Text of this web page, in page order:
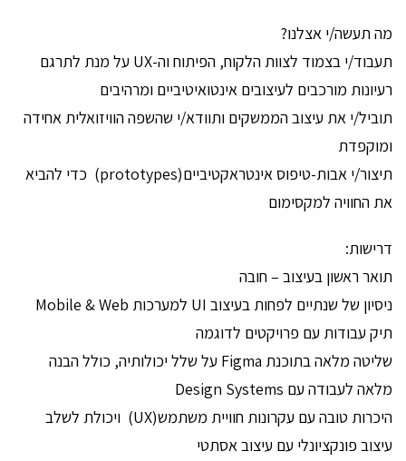
מה תעשה/י אצלנו?
תעבוד/י בצמוד לצוות הלקוח, הפיתוח וה-UX על מנת לתרגם
רעיונות מורכבים לעיצובים אינטואיטיביים ומרהיבים
תוביל/י את עיצוב הממשקים ותוודא/י שהשפה הוויזואלית אחידה
ומוקפדת
תיצור/י אבות-טיפוס אינטראקטיביים(prototypes) כדי להביא
את החוויה למקסימום
דרישות:
תואר ראשון בעיצוב – חובה
ניסיון של שנתיים לפחות בעיצוב UI למערכות Mobile & Web
תיק עבודות עם פרויקטים לדוגמה
שליטה מלאה בתוכנת Figma על שלל יכולותיה, כולל הבנה
מלאה לעבודה עם Design Systems
היכרות טובה עם עקרונות חוויית משתמש(UX) ויכולת לשלב
עיצוב פונקציונלי עם עיצוב אסתטי